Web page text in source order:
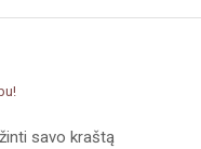
savo kraštą